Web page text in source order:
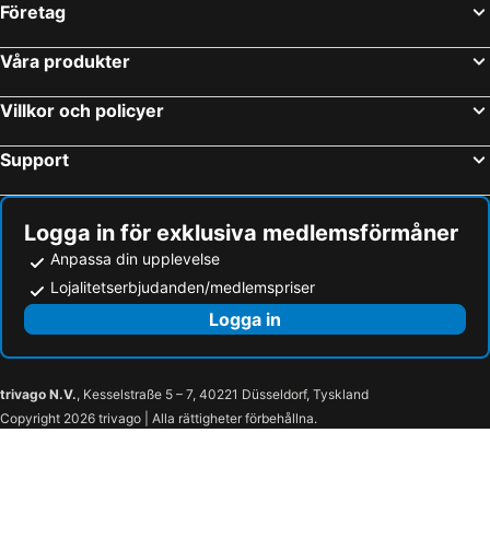
Företag
Våra produkter
Villkor och policyer
Support
Logga in för exklusiva medlemsförmåner
Anpassa din upplevelse
Lojalitetserbjudanden/medlemspriser
Logga in
trivago N.V., Kesselstraße 5 – 7, 40221 Düsseldorf, Tyskland
Copyright 2026 trivago | Alla rättigheter förbehållna.